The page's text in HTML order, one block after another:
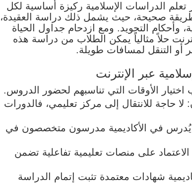
تعلم الدراسات الإسلامية ركيزة أساسية لكل
صحيحة، حيث يشمل ذلك دراسة العقيدة،
وأحكام التجويد. ومع ازدحام جداول الحياة
حلاً مثالياً يمكن الطلاب من دراسة هذه
أو التنقل لمسافات طويلة.
عبر الإنترنت
اختيار الأوقات التي تناسبهم لحضور الدروس.
لا حاجة للانتقال إلى مركز تعليمي، فالدورات
يُدرس في الأكاديمية مدرسون متخصصون في
على منصات تعليمية تفاعلية تضمن
شهادات معتمدة تثبت إتمام الدراسة